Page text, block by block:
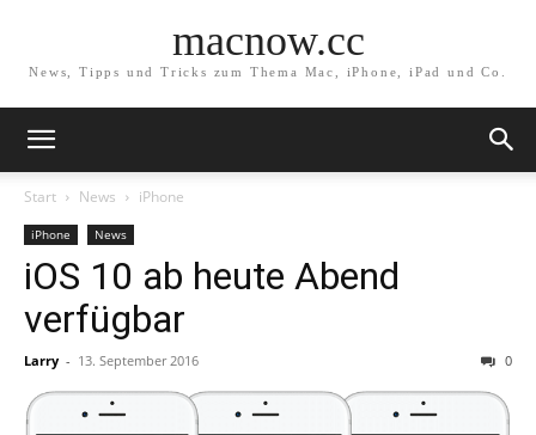
macnow.cc
News, Tipps und Tricks zum Thema Mac, iPhone, iPad und Co.
Start News iPhone
iPhone News
iOS 10 ab heute Abend
verfügbar
Larry - 13. September 2016 0